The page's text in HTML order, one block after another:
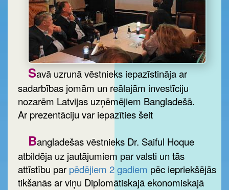
Savā uzrunā vēstnieks iepazīstināja ar
sadarbības jomām un reālajām investīciju
nozarēm Latvijas uzņēmējiem Bangladešā.
Ar prezentāciju var iepazīties šeit
Bangladešas vēstnieks Dr. Saiful Hoque
atbildēja uz jautājumiem par valsti un tās
attīstību par pēdējiem 2 gadiem pēc iepriekšējās
tikšanās ar viņu Diplomātiskajā ekonomiskajā